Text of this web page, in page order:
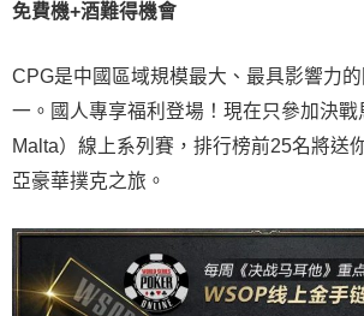
免費機+酒難得機會
CPG是中國區域規模最大、最具影響力
一。國人專享福利登場！現在只參加決戰
Malta）線上系列賽，排行榜前25名將送
亞豪華撲克之旅。